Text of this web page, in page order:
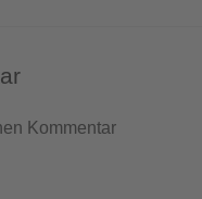
Kommentar